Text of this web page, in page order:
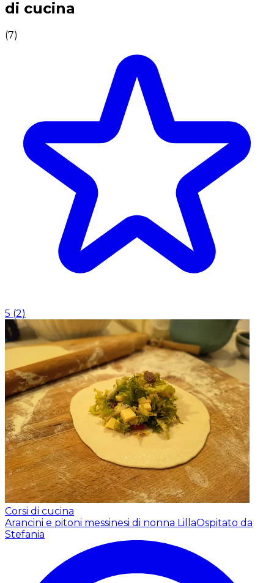
di cucina
(7)
5 (2)
Corsi di cucina
Arancini e pitoni messinesi di nonna LillaOspitato da
Stefania